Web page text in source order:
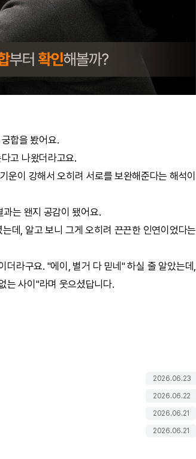
궁합을 봤어요.
고 나왔더라고요.
운이 강해서 오히려 서로를 보완해준다는 해석이
는 왠지 공감이 됐어요.
데, 알고 보니 그게 오히려 끈끈한 인연이었다는
더라구요. "에이, 별거 다 믿네" 하실 줄 알았는데,
는 사이"라며 웃으셨답니다.
2026.06.23
2026.06.22
2026.06.21
2026.06.21